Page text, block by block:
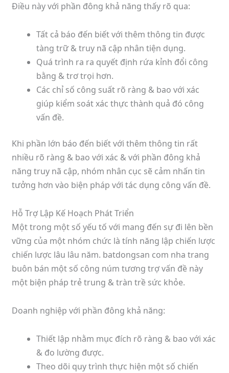
Điều này với phần đông khả năng thấy rõ qua:
Tất cả báo đến biết với thêm thông tin được
tàng trữ & truy nã cập nhân tiện dụng.
Quá trình ra ra quyết định rứa kỉnh đổi công
bằng & trơ trọi hơn.
Các chỉ số công suất rõ ràng & bao với xác
giúp kiểm soát xác thực thành quả đó công
vấn đề.
Khi phần lớn báo đến biết với thêm thông tin rất
nhiều rõ ràng & bao với xác & với phần đông khả
năng truy nã cập, nhóm nhân cục sẽ cảm nhấn tin
tưởng hơn vào biện pháp với tác dụng công vấn đề.
Hỗ Trợ Lập Kế Hoạch Phát Triển
Một trong một số yếu tố với mang đến sự đi lên bền
vững của một nhóm chức là tính năng lập chiến lược
chiến lược lâu lâu năm. batdongsan com nha trang
buôn bán một số công núm tương trợ vấn đề này
một biện pháp trẻ trung & tràn trề sức khỏe.
Doanh nghiệp với phần đông khả năng:
Thiết lập nhằm mục đích rõ ràng & bao với xác
& đo lường được.
Theo dõi quy trình thực hiện một số chiến